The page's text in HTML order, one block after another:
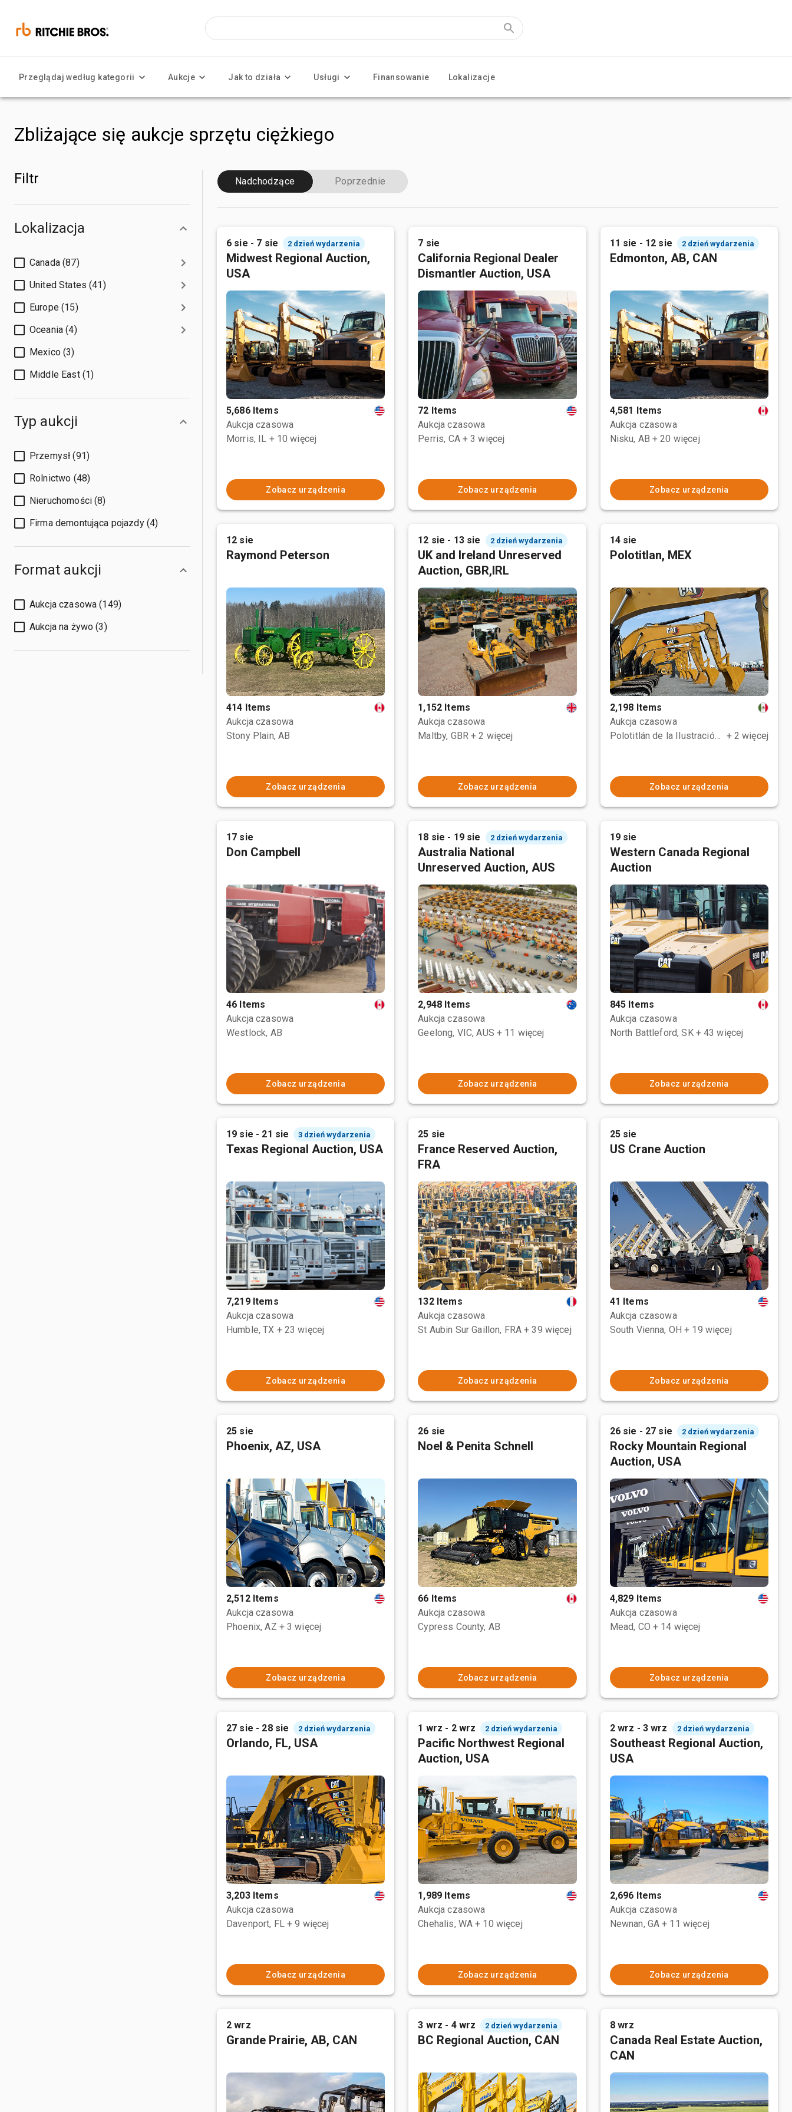
Przeglądaj według kategorii Aukcje Jak to działa Usługi Finansowanie Lokalizacje
Zbliżające się aukcje sprzętu ciężkiego
Filtr
Lokalizacja
Canada (87)
United States (41)
Europe (15)
Oceania (4)
Mexico (3)
Middle East (1)
Typ aukcji
Przemysł (91)
Rolnictwo (48)
Nieruchomości (8)
Firma demontująca pojazdy (4)
Format aukcji
Aukcja czasowa (149)
Aukcja na żywo (3)
Nadchodzące Poprzednie
6 sie - 7 sie 2 dzień wydarzenia
Midwest Regional Auction,
USA
5,686 Items
Aukcja czasowa
Morris, IL + 10 więcej
Zobacz urządzenia
7 sie
California Regional Dealer
Dismantler Auction, USA
72 Items
Aukcja czasowa
Perris, CA + 3 więcej
Zobacz urządzenia
11 sie - 12 sie 2 dzień wydarzenia
Edmonton, AB, CAN
4,581 Items
Aukcja czasowa
Nisku, AB + 20 więcej
Zobacz urządzenia
12 sie
Raymond Peterson
414 Items
Aukcja czasowa
Stony Plain, AB
Zobacz urządzenia
12 sie - 13 sie 2 dzień wydarzenia
UK and Ireland Unreserved
Auction, GBR,IRL
1,152 Items
Aukcja czasowa
Maltby, GBR + 2 więcej
Zobacz urządzenia
14 sie
Polotitlan, MEX
2,198 Items
Aukcja czasowa
Polotitlán de la Ilustración, MEX + 2 więcej
Zobacz urządzenia
17 sie
Don Campbell
46 Items
Aukcja czasowa
Westlock, AB
Zobacz urządzenia
18 sie - 19 sie 2 dzień wydarzenia
Australia National
Unreserved Auction, AUS
2,948 Items
Aukcja czasowa
Geelong, VIC, AUS + 11 więcej
Zobacz urządzenia
19 sie
Western Canada Regional
Auction
845 Items
Aukcja czasowa
North Battleford, SK + 43 więcej
Zobacz urządzenia
19 sie - 21 sie 3 dzień wydarzenia
Texas Regional Auction, USA
7,219 Items
Aukcja czasowa
Humble, TX + 23 więcej
Zobacz urządzenia
25 sie
France Reserved Auction,
FRA
132 Items
Aukcja czasowa
St Aubin Sur Gaillon, FRA + 39 więcej
Zobacz urządzenia
25 sie
US Crane Auction
41 Items
Aukcja czasowa
South Vienna, OH + 19 więcej
Zobacz urządzenia
25 sie
Phoenix, AZ, USA
2,512 Items
Aukcja czasowa
Phoenix, AZ + 3 więcej
Zobacz urządzenia
26 sie
Noel & Penita Schnell
66 Items
Aukcja czasowa
Cypress County, AB
Zobacz urządzenia
26 sie - 27 sie 2 dzień wydarzenia
Rocky Mountain Regional
Auction, USA
4,829 Items
Aukcja czasowa
Mead, CO + 14 więcej
Zobacz urządzenia
27 sie - 28 sie 2 dzień wydarzenia
Orlando, FL, USA
3,203 Items
Aukcja czasowa
Davenport, FL + 9 więcej
Zobacz urządzenia
1 wrz - 2 wrz 2 dzień wydarzenia
Pacific Northwest Regional
Auction, USA
1,989 Items
Aukcja czasowa
Chehalis, WA + 10 więcej
Zobacz urządzenia
2 wrz - 3 wrz 2 dzień wydarzenia
Southeast Regional Auction,
USA
2,696 Items
Aukcja czasowa
Newnan, GA + 11 więcej
Zobacz urządzenia
2 wrz
Grande Prairie, AB, CAN
3 wrz - 4 wrz 2 dzień wydarzenia
BC Regional Auction, CAN
8 wrz
Canada Real Estate Auction,
CAN